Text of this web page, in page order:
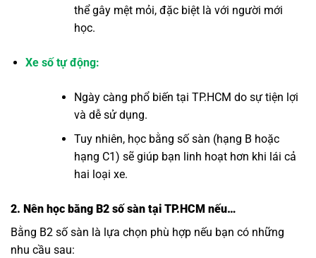
thể gây mệt mỏi, đặc biệt là với người mới
học.
Xe số tự động:
Ngày càng phổ biến tại TP.HCM do sự tiện lợi
và dễ sử dụng.
Tuy nhiên, học bằng số sàn (hạng B hoặc
hạng C1) sẽ giúp bạn linh hoạt hơn khi lái cả
hai loại xe.
2. Nên học bằng B2 số sàn tại TP.HCM nếu…
Bằng B2 số sàn là lựa chọn phù hợp nếu bạn có những
nhu cầu sau: